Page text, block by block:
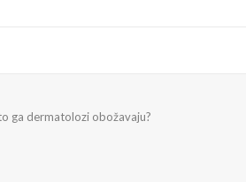
ga dermatolozi obožavaju?